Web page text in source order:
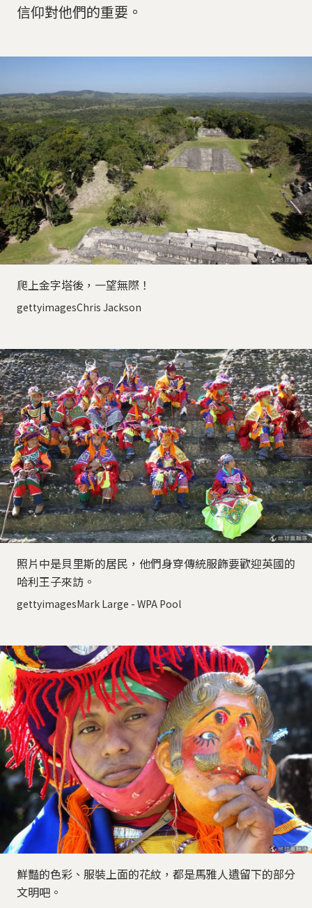
信仰對他們的重要。
爬上金字塔後，一望無際！
gettyimagesChris Jackson
照片中是貝里斯的居民，他們身穿傳統服飾要歡迎英國的
哈利王子來訪。
gettyimagesMark Large - WPA Pool
鮮豔的色彩、服裝上面的花紋，都是馬雅人遺留下的部分
文明吧。